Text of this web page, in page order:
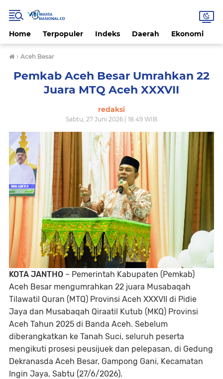
Home Terpopuler Indeks Daerah Ekonomi
› Aceh Besar
Pemkab Aceh Besar Umrahkan 22
Juara MTQ Aceh XXXVII
redaksi
Sabtu, 27 Juni 2026 | 18.49 WIB
KOTA JANTHO – Pemerintah Kabupaten (Pemkab)
Aceh Besar mengumrahkan 22 juara Musabaqah
Tilawatil Quran (MTQ) Provinsi Aceh XXXVII di Pidie
Jaya dan Musabaqah Qiraatil Kutub (MKQ) Provinsi
Aceh Tahun 2025 di Banda Aceh. Sebelum
diberangkatkan ke Tanah Suci, seluruh peserta
mengikuti prosesi peusijuek dan pelepasan, di Gedung
Dekranasda Aceh Besar, Gampong Gani, Kecamatan
Ingin Jaya, Sabtu (27/6/2026).